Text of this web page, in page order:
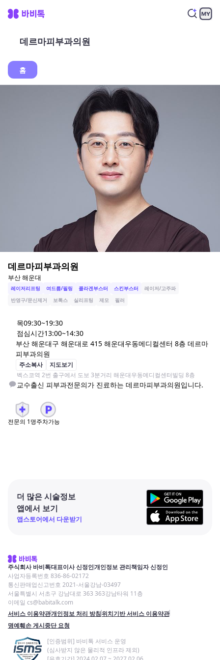
데르마피부과의원
홈
데르마피부과의원
부산 해운대
레이저리프팅 여드름/필링 콜라겐부스터 스킨부스터
레이저/고주파
반영구/문신제거
보톡스 실리프팅 제모 필러
목09:30~19:30
점심시간13:00~14:30
부산 해운대구 해운대로 415 해운대우동메디컬센터 8층 데르마
피부과의원
주소복사
지도보기
벡스코역 2번 출구에서 도보 3분거리 해운대우동메디컬센터빌딩 8층
교수출신 피부과전문의가 진료하는 데르마피부과의원입니다.
전문의 1명주차가능
더 많은 시술정보
앱에서 보기
앱스토어에서 다운받기
주식회사 바비톡대표이사 신정인개인정보 관리책임자 신정인
사업자등록번호 836-86-02172
통신판매업신고번호 2021-서울강남-03497
서울특별시 서초구 강남대로 363 363강남타워 11층
이메일 cs@babitalk.com
서비스 이용약관개인정보 처리 방침위치기반 서비스 이용약관
명예훼손 게시중단 요청
[인증범위] 바비톡 서비스 운영
(심사받지 않은 물리적 인프라 제외)